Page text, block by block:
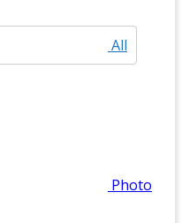
All
Photo